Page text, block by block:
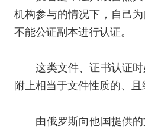
机构参与的情况下，自己
不能公证副本进行认证。
这类文件、证书认证时
附上相当于文件性质的、且
由俄罗斯向他国提供的